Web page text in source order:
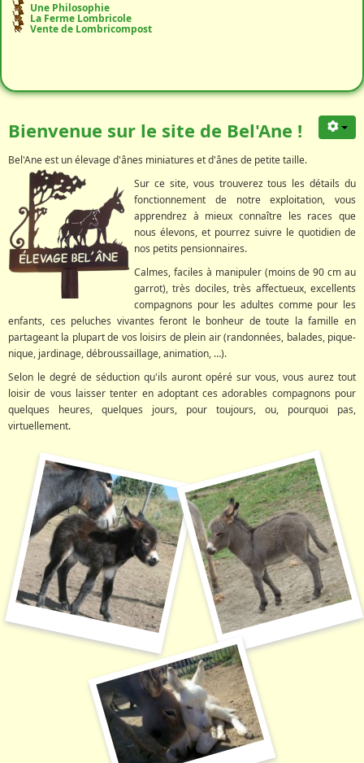
Une Philosophie
La Ferme Lombricole
Vente de Lombricompost
Bienvenue sur le site de Bel'Ane !
Bel'Ane est un élevage d'ânes miniatures et d'ânes de petite taille.
Sur ce site, vous trouverez tous les détails du
fonctionnement de notre exploitation, vous
apprendrez à mieux connaître les races que
nous élevons, et pourrez suivre le quotidien de
nos petits pensionnaires.
Calmes, faciles à manipuler (moins de 90 cm au
garrot), très dociles, très affectueux, excellents
compagnons pour les adultes comme pour les
enfants, ces peluches vivantes feront le bonheur de toute la famille en
partageant la plupart de vos loisirs de plein air (randonnées, balades, pique-
nique, jardinage, débroussaillage, animation, …).
Selon le degré de séduction qu'ils auront opéré sur vous, vous aurez tout
loisir de vous laisser tenter en adoptant ces adorables compagnons pour
quelques heures, quelques jours, pour toujours, ou, pourquoi pas,
virtuellement.